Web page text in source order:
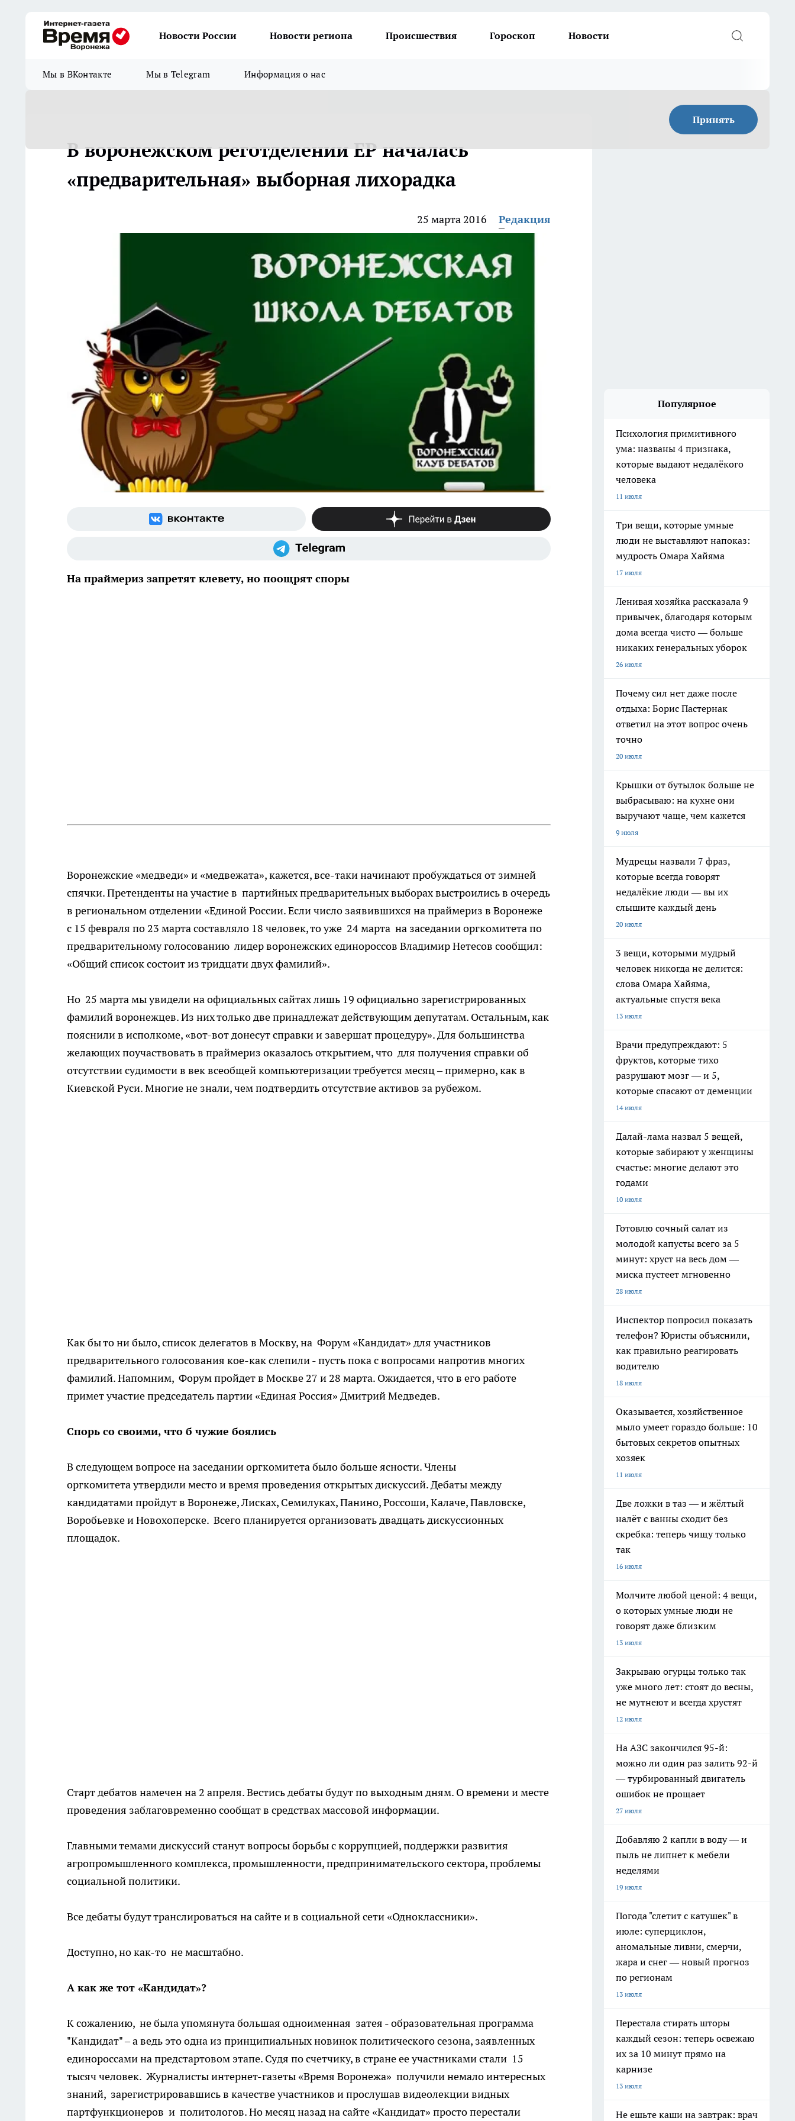
Новости России Новости региона Происшествия Гороскоп Новости
Мы в ВКонтакте Мы в Telegram Информация о нас
Принять
В воронежском реготделении ЕР началась
«предварительная» выборная лихорадка
25 марта 2016 Редакция
На праймериз запретят клевету, но поощрят споры
Воронежские «медведи» и «медвежата», кажется, все-таки начинают пробуждаться от зимней
спячки. Претенденты на участие в партийных предварительных выборах выстроились в очередь
в региональном отделении «Единой России. Если число заявившихся на праймериз в Воронеже
с 15 февраля по 23 марта составляло 18 человек, то уже 24 марта на заседании оргкомитета по
предварительному голосованию лидер воронежских единороссов Владимир Нетесов сообщил:
«Общий список состоит из тридцати двух фамилий».
Но 25 марта мы увидели на официальных сайтах лишь 19 официально зарегистрированных
фамилий воронежцев. Из них только две принадлежат действующим депутатам. Остальным, как
пояснили в исполкоме, «вот-вот донесут справки и завершат процедуру». Для большинства
желающих поучаствовать в праймериз оказалось открытием, что для получения справки об
отсутствии судимости в век всеобщей компьютеризации требуется месяц – примерно, как в
Киевской Руси. Многие не знали, чем подтвердить отсутствие активов за рубежом.
Как бы то ни было, список делегатов в Москву, на Форум «Кандидат» для участников
предварительного голосования кое-как слепили - пусть пока с вопросами напротив многих
фамилий. Напомним, Форум пройдет в Москве 27 и 28 марта. Ожидается, что в его работе
примет участие председатель партии «Единая Россия» Дмитрий Медведев.
Спорь со своими, что б чужие боялись
В следующем вопросе на заседании оргкомитета было больше ясности. Члены
оргкомитета утвердили место и время проведения открытых дискуссий. Дебаты между
кандидатами пройдут в Воронеже, Лисках, Семилуках, Панино, Россоши, Калаче, Павловске,
Воробьевке и Новохоперске. Всего планируется организовать двадцать дискуссионных
площадок.
Старт дебатов намечен на 2 апреля. Вестись дебаты будут по выходным дням. О времени и месте
проведения заблаговременно сообщат в средствах массовой информации.
Главными темами дискуссий станут вопросы борьбы с коррупцией, поддержки развития
агропромышленного комплекса, промышленности, предпринимательского сектора, проблемы
социальной политики.
Все дебаты будут транслироваться на сайте и в социальной сети «Одноклассники».
Доступно, но как-то не масштабно.
А как же тот «Кандидат»?
К сожалению, не была упомянута большая одноименная затея - образовательная программа
"Кандидат" – а ведь это одна из принципиальных новинок политического сезона, заявленных
единороссами на предстартовом этапе. Судя по счетчику, в стране ее участниками стали 15
тысяч человек. Журналисты интернет-газеты «Время Воронежа» получили немало интересных
знаний, зарегистрировавшись в качестве участников и прослушав видеолекции видных
партфункционеров и политологов. Но месяц назад на сайте «Кандидат» просто перестали
Популярное
Психология примитивного
ума: названы 4 признака,
которые выдают недалёкого
человека
11 июля
Три вещи, которые умные
люди не выставляют напоказ:
мудрость Омара Хайяма
17 июля
Ленивая хозяйка рассказала 9
привычек, благодаря которым
дома всегда чисто — больше
никаких генеральных уборок
26 июля
Почему сил нет даже после
отдыха: Борис Пастернак
ответил на этот вопрос очень
точно
20 июля
Крышки от бутылок больше не
выбрасываю: на кухне они
выручают чаще, чем кажется
9 июля
Мудрецы назвали 7 фраз,
которые всегда говорят
недалёкие люди — вы их
слышите каждый день
20 июля
3 вещи, которыми мудрый
человек никогда не делится:
слова Омара Хайяма,
актуальные спустя века
13 июля
Врачи предупреждают: 5
фруктов, которые тихо
разрушают мозг — и 5,
которые спасают от деменции
14 июля
Далай-лама назвал 5 вещей,
которые забирают у женщины
счастье: многие делают это
годами
10 июля
Готовлю сочный салат из
молодой капусты всего за 5
минут: хруст на весь дом —
миска пустеет мгновенно
28 июля
Инспектор попросил показать
телефон? Юристы объяснили,
как правильно реагировать
водителю
18 июля
Оказывается, хозяйственное
мыло умеет гораздо больше: 10
бытовых секретов опытных
хозяек
11 июля
Две ложки в таз — и жёлтый
налёт с ванны сходит без
скребка: теперь чищу только
так
16 июля
Молчите любой ценой: 4 вещи,
о которых умные люди не
говорят даже близким
13 июля
Закрываю огурцы только так
уже много лет: стоят до весны,
не мутнеют и всегда хрустят
12 июля
На АЗС закончился 95-й:
можно ли один раз залить 92-й
— турбированный двигатель
ошибок не прощает
27 июля
Добавляю 2 капли в воду — и
пыль не липнет к мебели
неделями
19 июля
Погода "слетит с катушек" в
июле: суперциклон,
аномальные ливни, смерчи,
жара и снег — новый прогноз
по регионам
13 июля
Перестала стирать шторы
каждый сезон: теперь освежаю
их за 10 минут прямо на
карнизе
13 июля
Не ешьте каши на завтрак: врач